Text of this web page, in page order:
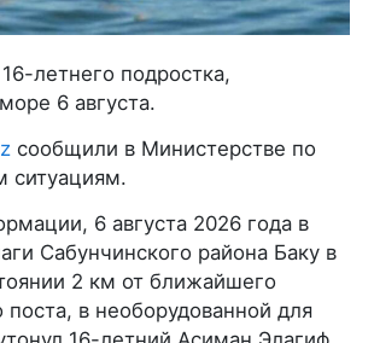
летнего подростка,
6 августа.
сообщили в Министерстве по
ситуациям.
6 августа 2026 года в
Сабунчинского района Баку в
2 км от ближайшего
поста, в необорудованной для